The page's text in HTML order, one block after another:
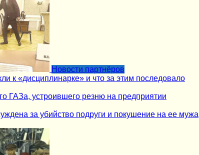
Новости партнёров
к «дисциплинарке» и что за этим последовало
ГАЗа, устроившего резню на предприятии
за убийство подруги и покушение на ее мужа